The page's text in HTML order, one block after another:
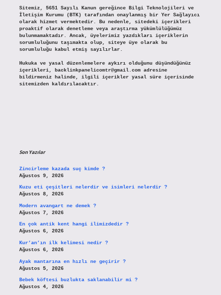
Sitemiz, 5651 Sayılı Kanun gereğince Bilgi Teknolojileri ve
İletişim Kurumu (BTK) tarafından onaylanmış bir Yer Sağlayıcı
olarak hizmet vermektedir. Bu nedenle, sitedeki içerikleri
proaktif olarak denetleme veya araştırma yükümlülüğümüz
bulunmamaktadır. Ancak, üyelerimiz yazdıkları içeriklerin
sorumluluğunu taşımakta olup, siteye üye olarak bu
sorumluluğu kabul etmiş sayılırlar.
Hukuka ve yasal düzenlemelere aykırı olduğunu düşündüğünüz
içerikleri,
backlinkpanelicomtr@gmail.comadresine
bildirmeniz halinde, ilgili içerikler yasal süre içerisinde
sitemizden kaldırılacaktır.
Son Yazılar
Zincirleme kazada suç kimde ?
Ağustos 9, 2026
Kuzu eti çeşitleri nelerdir ve isimleri nelerdir ?
Ağustos 8, 2026
Modern avangart ne demek ?
Ağustos 7, 2026
En çok antik kent hangi ilimizdedir ?
Ağustos 6, 2026
Kur’an’ın ilk kelimesi nedir ?
Ağustos 6, 2026
Ayak mantarına en hızlı ne geçirir ?
Ağustos 5, 2026
Bebek köftesi buzlukta saklanabilir mi ?
Ağustos 4, 2026